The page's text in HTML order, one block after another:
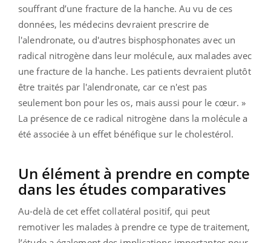
souffrant d’une fracture de la hanche. Au vu de ces
données, les médecins devraient prescrire de
l'alendronate, ou d'autres bisphosphonates avec un
radical nitrogène dans leur molécule, aux malades avec
une fracture de la hanche. Les patients devraient plutôt
être traités par l'alendronate, car ce n'est pas
seulement bon pour les os, mais aussi pour le cœur. »
La présence de ce radical nitrogène dans la molécule a
été associée à un effet bénéfique sur le cholestérol.
Un élément à prendre en compte
dans les études comparatives
Au-delà de cet effet collatéral positif, qui peut
remotiver les malades à prendre ce type de traitement,